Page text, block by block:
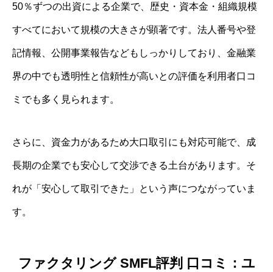
50％ずつの出資による企業で、歴史・資本金・組織規模
すべてにおいて規模の大きさが顕著です。法人番号や登
記情報、公開事業報告などもしっかりしており、金融業
界の中でも透明性と信頼性が高いとの評価を利用者口コ
ミでも多く見られます。
さらに、資金力があるため大口取引にも対応可能で、成
長期の企業でも安心して交渉できる土台があります。そ
れが「安心して取引できた」という声につながっていま
す。
ファクタリング SMFL評判 口コミ：ユ